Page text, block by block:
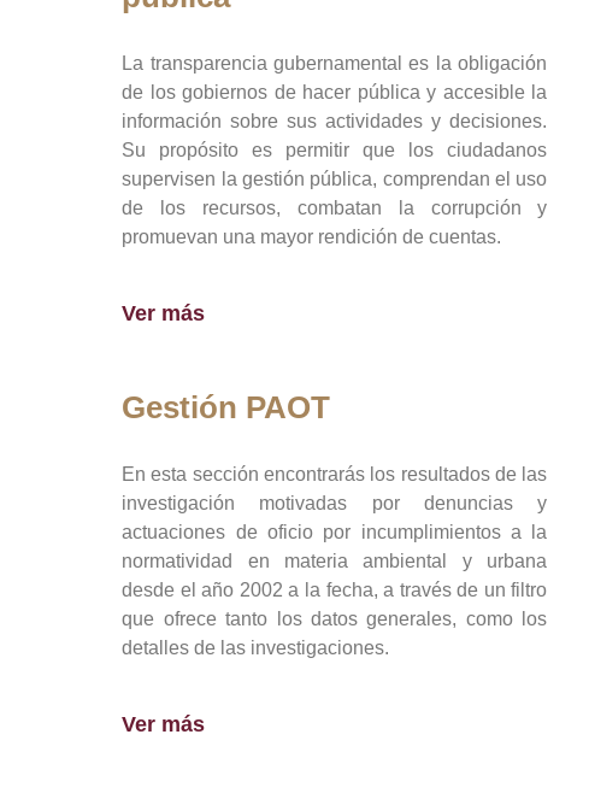
La transparencia gubernamental es la obligación
de los gobiernos de hacer pública y accesible la
información sobre sus actividades y decisiones.
Su propósito es permitir que los ciudadanos
supervisen la gestión pública, comprendan el uso
de los recursos, combatan la corrupción y
promuevan una mayor rendición de cuentas.
Ver más
Gestión PAOT
En esta sección encontrarás los resultados de las
investigación motivadas por denuncias y
actuaciones de oficio por incumplimientos a la
normatividad en materia ambiental y urbana
desde el año 2002 a la fecha, a través de un filtro
que ofrece tanto los datos generales, como los
detalles de las investigaciones.
Ver más